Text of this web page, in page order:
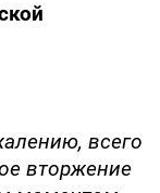
всего
вторжение